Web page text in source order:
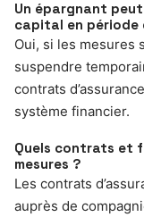
Un épargnant
capital en période
Oui, si les mesures
suspendre
contrats
système financier.
Quels contrats et
mesures ?
Les contrats
auprès de